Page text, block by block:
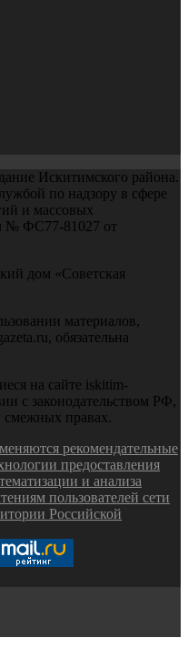
Искитимского района.
по надзору в сфере
и массовых
№ ФС77-81027 от
дом «Советская
материалов,
обязательна
на сайте iskitim-
с законодательством РФ,
смежных правах.
рекомендательные
предоставления
и анализа
пользователей сети
Российской